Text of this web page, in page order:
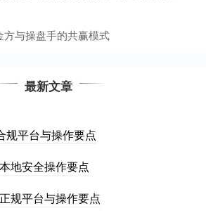
方与操盘手的共赢模式
最新文章
规平台与操作要点
地安全操作要点
规平台与操作要点